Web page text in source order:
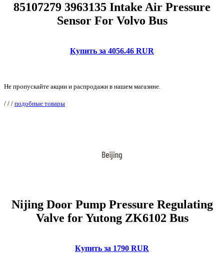
85107279 3963135 Intake Air Pressure
Sensor For Volvo Bus
Купить за 4056.46 RUR
Не пропускайте акции и распродажи в нашем магазине.
/ / / подобные товары
Nijing Door Pump Pressure Regulating
Valve for Yutong ZK6102 Bus
Купить за 1790 RUR